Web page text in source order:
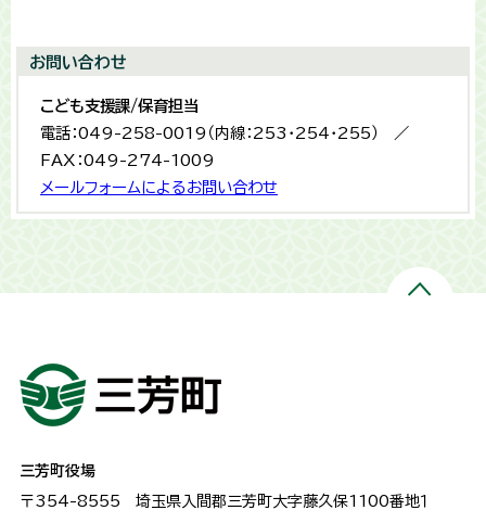
お問い合わせ
こども支援課/保育担当
電話：049-258-0019（内線：253・254・255） ／
FAX：049-274-1009
メールフォームによるお問い合わせ
三芳町役場
〒354-8555 埼玉県入間郡三芳町大字藤久保1100番地１